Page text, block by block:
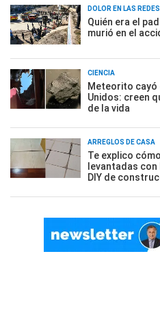
DOLOR EN LAS REDES
Quién era el
murió en el
CIENCIA
Meteorito cayó
Unidos: creen
de la vida
ARREGLOS DE CASA
Te explico
levantadas
DIY de